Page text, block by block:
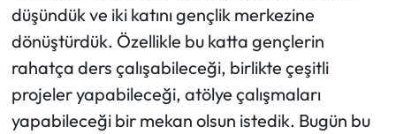
düşündük ve iki katını gençlik merkezine
dönüştürdük. Özellikle bu katta gençlerin
rahatça ders çalışabileceği, birlikte çeşitli
projeler yapabileceği, atölye çalışmaları
yapabileceği bir mekan olsun istedik. Bugün bu